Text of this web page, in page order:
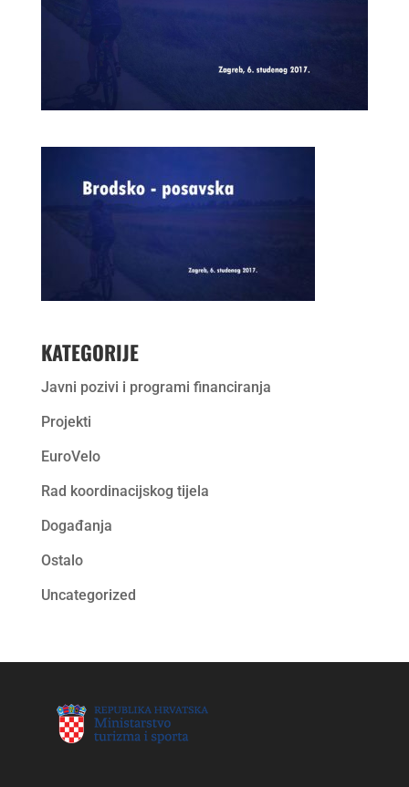
KATEGORIJE
Javni pozivi i programi financiranja
Projekti
EuroVelo
Rad koordinacijskog tijela
Događanja
Ostalo
Uncategorized